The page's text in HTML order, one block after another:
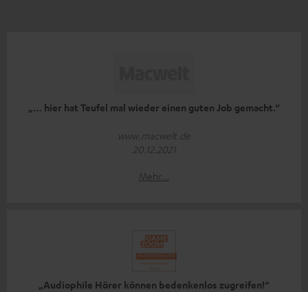
„… hier hat Teufel mal wieder einen guten Job gemacht.“
www.macwelt.de
20.12.2021
Mehr...
„Audiophile Hörer können bedenkenlos zugreifen!“